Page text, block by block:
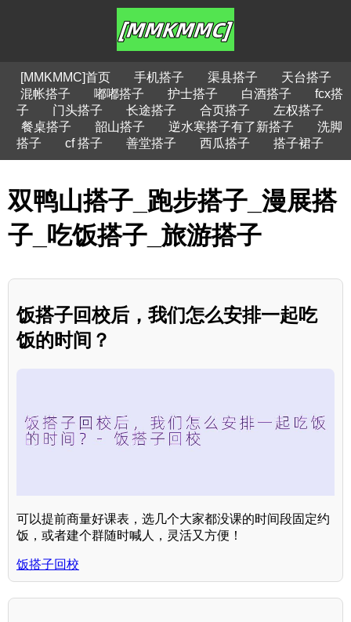
[MMKMMC]首页 手机搭子 渠县搭子
天台搭子
混帐搭子
嘟嘟搭子 护士搭子 白酒搭子
fcx搭
子
门头搭子 长途搭子 合页搭子
左权搭子
餐桌搭子
韶山搭子 逆水寒搭子有了新搭子
洗脚
搭子
cf 搭子 善堂搭子 西瓜搭子 搭子裙子
双鸭山搭子_跑步搭子_漫展搭
子_吃饭搭子_旅游搭子
饭搭子回校后，我们怎么安排一起吃
饭的时间？
可以提前商量好课表，选几个大家都没课的时间段固定约
饭，或者建个群随时喊人，灵活又方便！
饭搭子回校